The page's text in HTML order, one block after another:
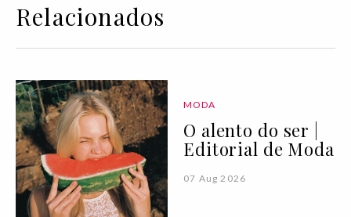
Relacionados
MODA
O alento do ser |
Editorial de Moda
07 Aug 2026